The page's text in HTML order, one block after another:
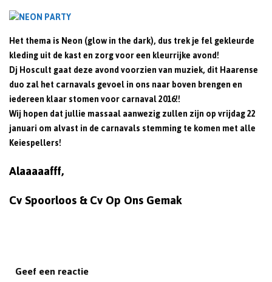
Het thema is Neon (glow in the dark), dus trek je fel gekleurde
kleding uit de kast en zorg voor een kleurrijke avond!
Dj Hoscult gaat deze avond voorzien van muziek, dit Haarense
duo zal het carnavals gevoel in ons naar boven brengen en
iedereen klaar stomen voor carnaval 2016!!
Wij hopen dat jullie massaal aanwezig zullen zijn op vrijdag 22
januari om alvast in de carnavals stemming te komen met alle
Keiespellers!
Alaaaaafff,
Cv Spoorloos & Cv Op Ons Gemak
Geef een reactie